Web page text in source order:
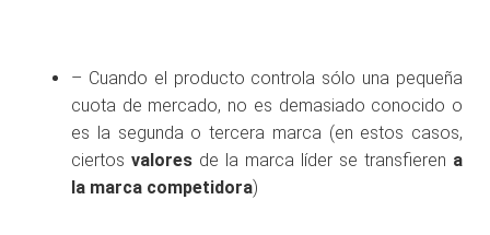
– Cuando el producto controla sólo una pequeña
cuota de mercado, no es demasiado conocido o
es la segunda o tercera marca (en estos casos,
ciertos valores de la marca líder se transfieren a
la marca competidora)